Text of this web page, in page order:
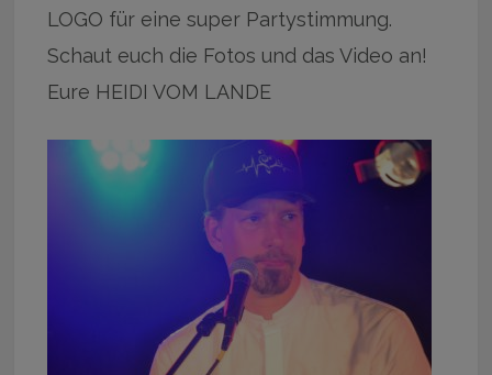
LOGO für eine super Partystimmung.
Schaut euch die Fotos und das Video an!
Eure HEIDI VOM LANDE